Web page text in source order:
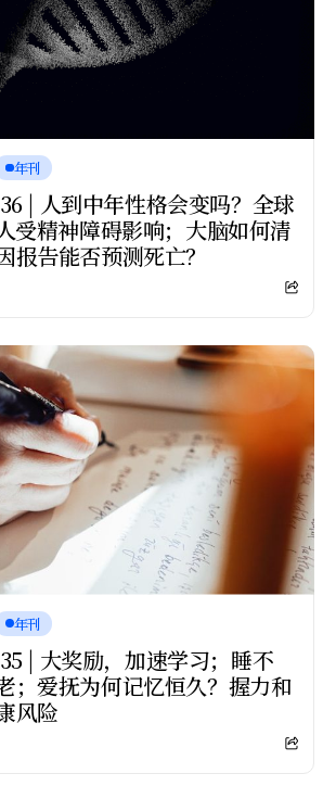
年刊
| 人到中年性格会变吗？全球
受精神障碍影响；大脑如何清
报告能否预测死亡？
年刊
| 大奖励，加速学习；睡不
；爱抚为何记忆恒久？握力和
风险